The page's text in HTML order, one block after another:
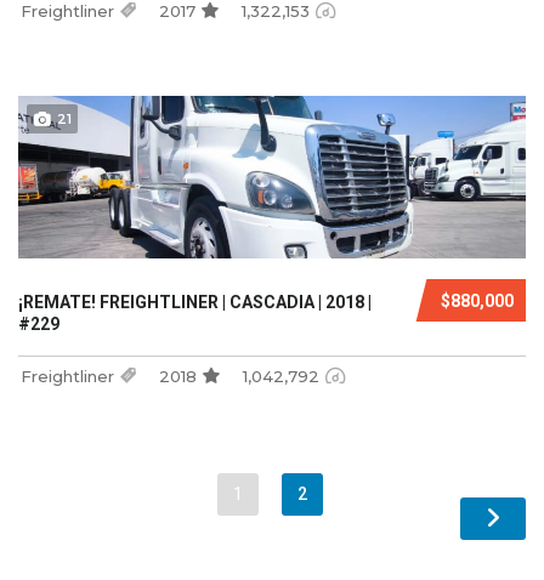
Freightliner 2017 1,322,153
21
$880,000
¡REMATE! FREIGHTLINER | CASCADIA | 2018 |
#229
Freightliner 2018 1,042,792
1 2